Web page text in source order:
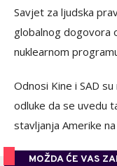
Savjet za ljudska
globalnog dogovora
nuklearnom
Odnosi Kine i SAD
odluke da se uvedu
stavljanja Amerike
MOŽDA ĆE VAS